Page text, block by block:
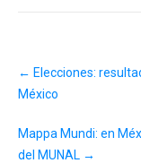
navigation
← Elecciones:
México
Mappa Mundi: en
del MUNAL →